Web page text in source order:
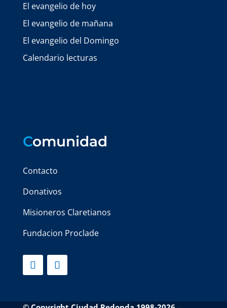
El evangelio de hoy
El evangelio de mañana
El evangelio del Domingo
Calendario lecturas
Comunidad
Contacto
Donativos
Misioneros Claretianos
Fundacion Proclade